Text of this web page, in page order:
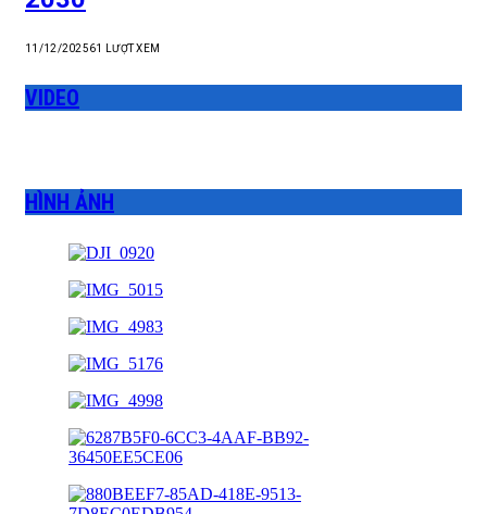
11/12/202561 LƯỢT XEM
VIDEO
HÌNH ẢNH